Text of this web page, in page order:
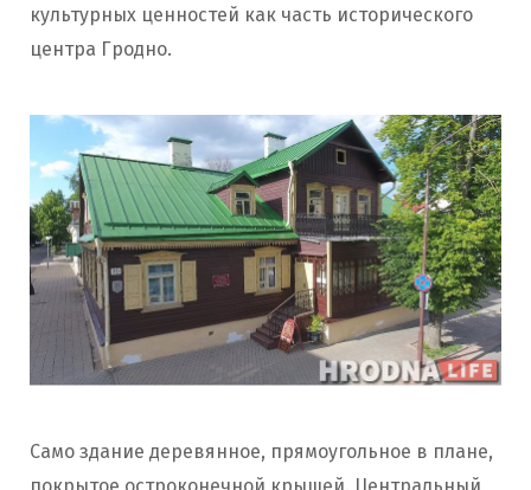
культурных ценностей как часть исторического
центра Гродно.
Само здание деревянное, прямоугольное в плане,